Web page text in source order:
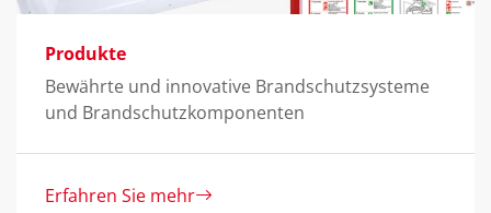
Brandschutzseminare,
bildung und Fachlehrgänge